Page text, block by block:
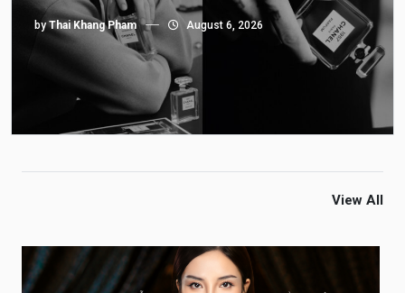
byThai Khang Pham August 6, 2026
View All